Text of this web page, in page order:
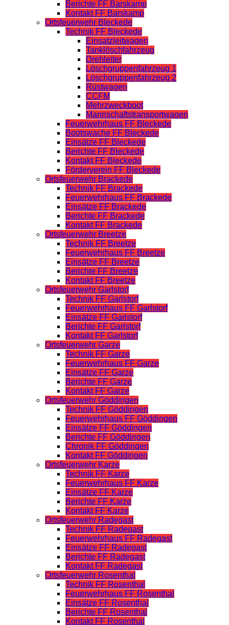
Berichte FF Barskamp
Kontakt FF Barskamp
Ortsfeuerwehr Bleckede
Technik FF Bleckede
Einsatzleitwagen
Tanklöschfahrzeug
Drehleiter
Löschgruppenfahrzeug 1
Löschgruppenfahrzeug 2
Rüstwagen
CCFM
Mehrzweckboot
Mannschaftstransportwagen
Feuerwehrhaus FF Bleckede
Bootswache FF Bleckede
Einsätze FF Bleckede
Berichte FF Bleckede
Kontakt FF Bleckede
Förderverein FF Bleckede
Ortsfeuerwehr Brackede
Technik FF Brackede
Feuerwehrhaus FF Brackede
Einsätze FF Brackede
Berichte FF Brackede
Kontakt FF Brackede
Ortsfeuerwehr Breetze
Technik FF Breetze
Feuerwehrhaus FF Breetze
Einsätze FF Breetze
Berichte FF Breetze
Kontakt FF Breetze
Ortsfeuerwehr Garlstorf
Technik FF Garlstorf
Feuerwehrhaus FF Garlstorf
Einsätze FF Garlstorf
Berichte FF Garlstorf
Kontakt FF Garlstorf
Ortsfeuerwehr Garze
Technik FF Garze
Feuerwehrhaus FF Garze
Einsätze FF Garze
Berichte FF Garze
Kontakt FF Garze
Ortsfeuerwehr Göddingen
Technik FF Göddingen
Feuerwehrhaus FF Göddingen
Einsätze FF Göddingen
Berichte FF Göddingen
Chronik FF Göddingen
Kontakt FF Göddingen
Ortsfeuerwehr Karze
Technik FF Karze
Feuerwehrhaus FF Karze
Einsätze FF Karze
Berichte FF Karze
Kontakt FF Karze
Ortsfeuerwehr Radegast
Technik FF Radegast
Feuerwehrhaus FF Radegast
Einsätze FF Radegast
Berichte FF Radegast
Kontakt FF Radegast
Ortsfeuerwehr Rosenthal
Technik FF Rosenthal
Feuerwehrhaus FF Rosenthal
Einsätze FF Rosenthal
Berichte FF Rosenthal
Kontakt FF Rosenthal